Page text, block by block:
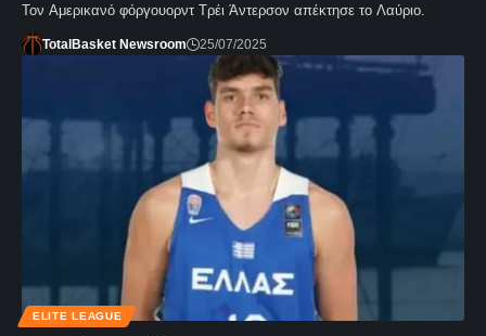
Τον Αμερικανό φόργουορντ Τρέι Άντερσον απέκτησε το Λαύριο.
TotalBasket Newsroom 25/07/2025
ELITE LEAGUE